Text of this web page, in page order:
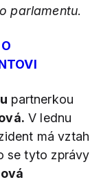
parlamentu.
partnerkou
V lednu
má vztah
se tyto zprávy